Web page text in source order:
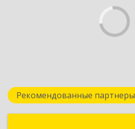
Рекомендованные партнеры